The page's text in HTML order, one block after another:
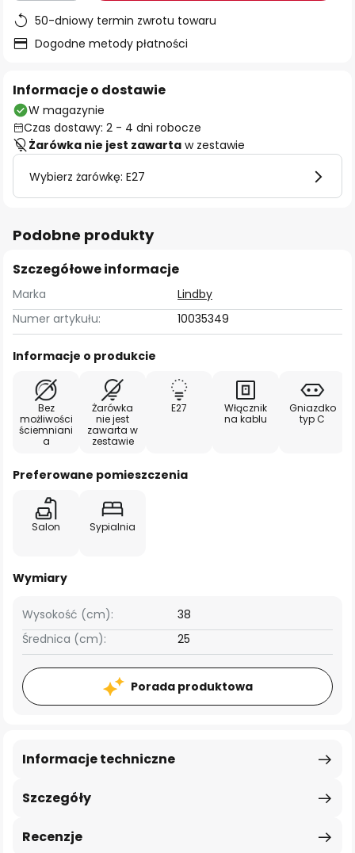
50-dniowy termin zwrotu towaru
Dogodne metody płatności
Informacje o dostawie
W magazynie
Czas dostawy: 2 - 4 dni robocze
Żarówka nie jest zawarta w zestawie
Wybierz żarówkę: E27
Podobne produkty
Szczegółowe informacje
Marka
Lindby
Numer artykułu:
10035349
Informacje o produkcie
Bez
możliwości
ściemniani
a
Żarówka
nie jest
zawarta w
zestawie
E27
Włącznik
na kablu
Gniazdko
typ C
Preferowane pomieszczenia
Salon Sypialnia
Wymiary
Wysokość (cm):
38
Średnica (cm):
25
Porada produktowa
Szczegóły
Informacje techniczne
Recenzje